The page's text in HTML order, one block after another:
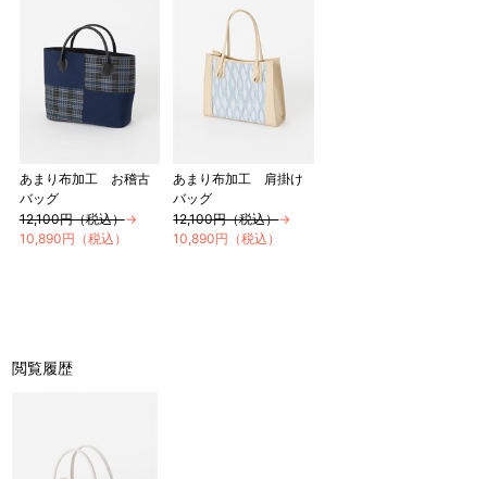
あまり布加工 お稽古
バッグ
12,100円（税込）→
10,890円（税込）
あまり布加工 肩掛け
バッグ
12,100円（税込）→
10,890円（税込）
閲覧履歴